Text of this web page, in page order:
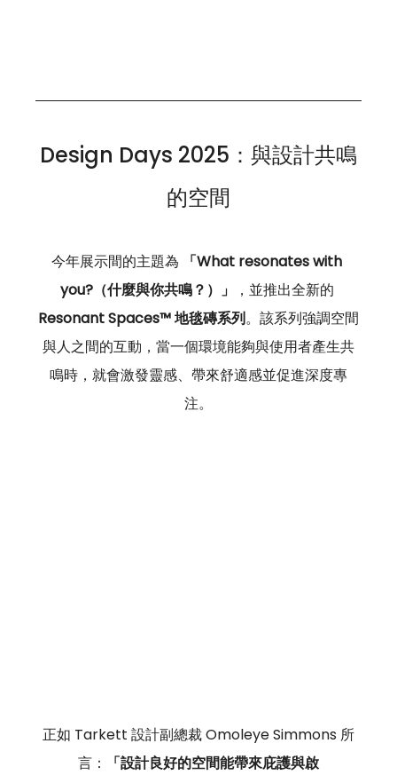
Design Days 2025：與設計共鳴
的空間
今年展示間的主題為
「What resonates with
you?（什麼與你共鳴？）」
，並推出全新的
Resonant Spaces™ 地毯磚系列。該系列強調空間
與人之間的互動，當一個環境能夠與使用者產生共
鳴時，就會激發靈感、帶來舒適感並促進深度專
注。
正如 Tarkett 設計副總裁 Omoleye Simmons 所
言：
「設計良好的空間能帶來庇護與啟